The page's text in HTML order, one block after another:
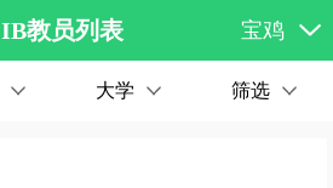
IB教员列表 宝鸡
大学 筛选